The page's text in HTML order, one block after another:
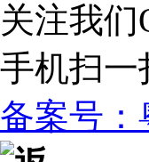
关注我们
手机扫一
备案号